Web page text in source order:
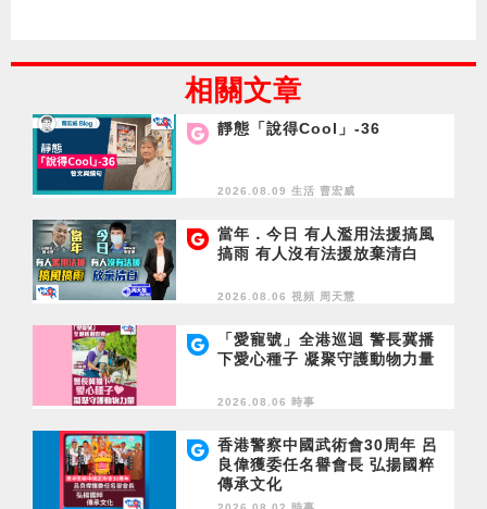
相關文章
靜態「說得Cool」-36
2026.08.09 生活 曹宏威
當年．今日 有人濫用法援搞風
搞雨 有人沒有法援放棄清白
2026.08.06 視頻 周天慧
「愛寵號」全港巡迴 警長冀播
下愛心種子 凝聚守護動物力量
2026.08.06 時事
香港警察中國武術會30周年 呂
良偉獲委任名譽會長 弘揚國粹
傳承文化